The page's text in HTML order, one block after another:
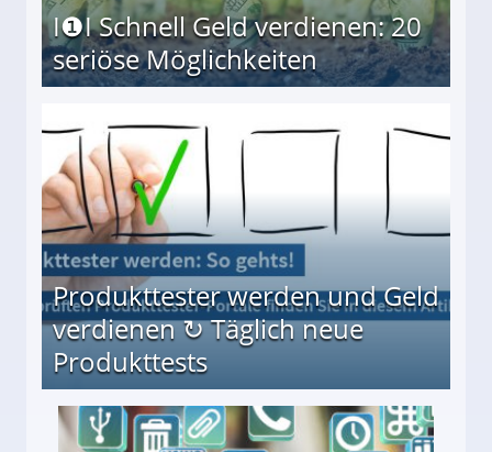
I❶I Schnell Geld verdienen: 20
seriöse Möglichkeiten
Produkttester werden und Geld
verdienen ↻ Täglich neue
Produkttests
↻ Täglich neue Produkttests